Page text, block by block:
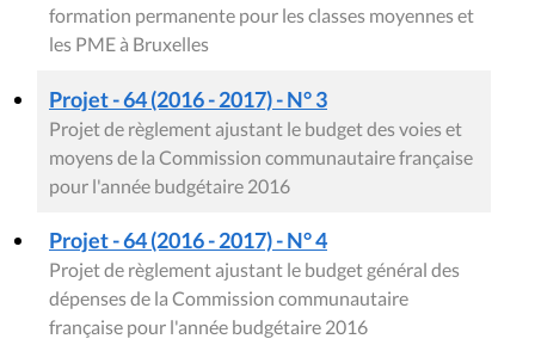
formation permanente pour les classes moyennes et
les PME à Bruxelles
Projet - 64 (2016 - 2017) - N° 3
Projet de règlement ajustant le budget des voies et
moyens de la Commission communautaire française
pour l'année budgétaire 2016
Projet - 64 (2016 - 2017) - N° 4
Projet de règlement ajustant le budget général des
dépenses de la Commission communautaire
française pour l'année budgétaire 2016